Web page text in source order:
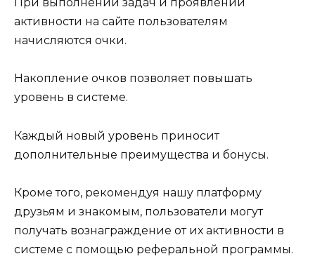
активности на сайте пользователям
начисляются очки.
Накопление очков позволяет повышать
уровень в системе.
Каждый новый уровень приносит
дополнительные преимущества и бонусы.
Кроме того, рекомендуя нашу платформу
друзьям и знакомым, пользователи могут
получать вознаграждение от их активности в
системе с помощью реферальной программы.